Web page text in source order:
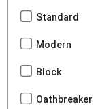
Standard
Modern
Block
Oathbreaker